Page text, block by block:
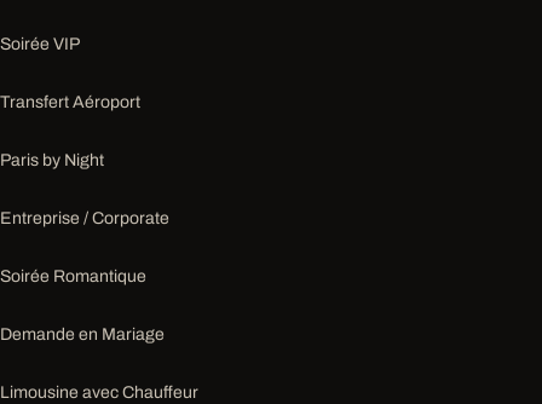
Soirée VIP
Transfert Aéroport
Paris by Night
Entreprise / Corporate
Soirée Romantique
Demande en Mariage
Limousine avec Chauffeur